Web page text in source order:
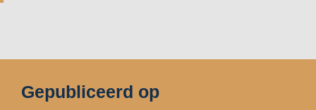
Gepubliceerd op